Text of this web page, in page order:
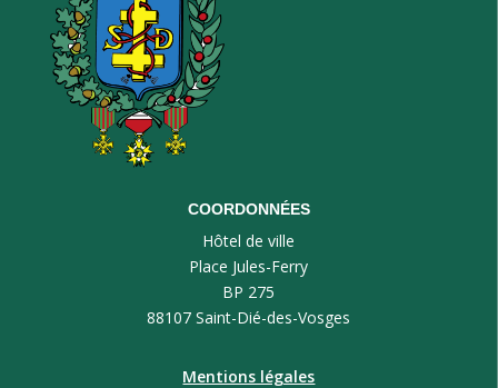
COORDONNÉES
Hôtel de ville
Place Jules-Ferry
BP 275
88107 Saint-Dié-des-Vosges
Mentions légales